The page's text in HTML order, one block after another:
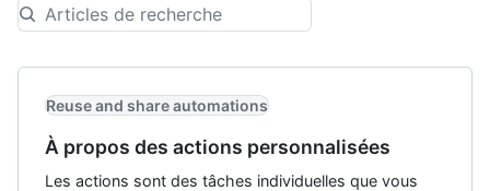
Reuse and share automations
À propos des actions personnalisées
Les actions sont des tâches individuelles que vous